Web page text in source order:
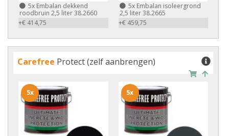
5x Embalan dekkend
roodbruin 2,5 liter 38.2660
+€ 414,75
5xEmbalan isoleergrond
2,5 liter 38.2665
+€ 459,75
Carefree Protect (zelf aanbrengen)
5x 5x